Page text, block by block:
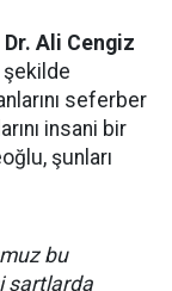
Ali Cengiz
seferber
insani bir
şunları
bu
şartlarda